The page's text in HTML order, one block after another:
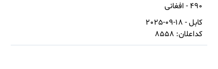
490 - افغانی
کابل - 18-09-2025
کداعلان: 8558